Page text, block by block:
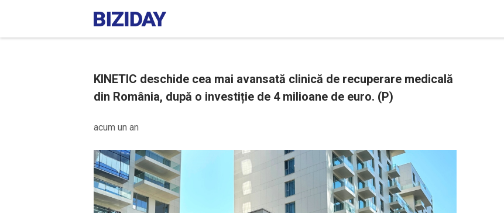
KINETIC deschide cea mai avansată clinică de recuperare medicală
din România, după o investiție de 4 milioane de euro. (P)
acum un an